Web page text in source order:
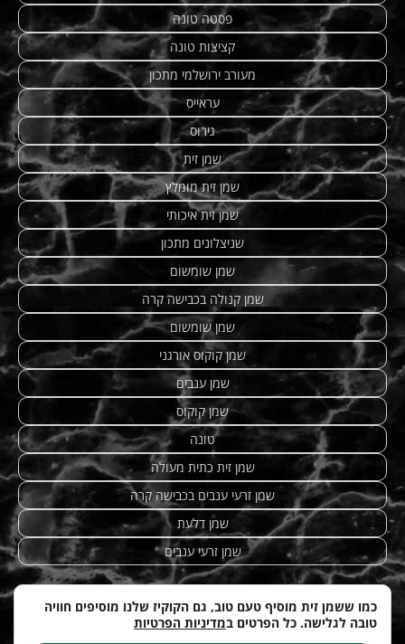
פסטה טונה
קציצות טונה
מעורב ירושלמי מתכון
עראייס
גירוס
שמן זית
שמן זית מומלץ
שמן זית איכותי
שניצלונים מתכון
שמן שומשום
שמן קנולה בכבישה קרה
שמן שומשום
שמן קוקוס אורגני
שמן ענבים
שמן קוקוס
טונה
שמן זית כתית מעולה
שמן זרעי ענבים בכבישה קרה
שמן דלעת
שמן זרעי ענבים
מתכונים מנצחים|טחינה| etzhazait –
כמו ששמן זית מוסיף טעם טוב, גם הקוקיז שלנו מוסיפים חוויה
טובה לגלישה. כל הפרטים במדיניות הפרטיות